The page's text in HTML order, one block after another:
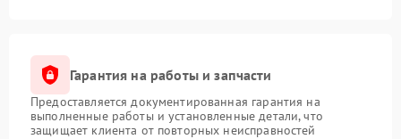
Гарантия на работы и запчасти
Предоставляется документированная гарантия на
выполненные работы и установленные детали, что
защищает клиента от повторных неисправностей